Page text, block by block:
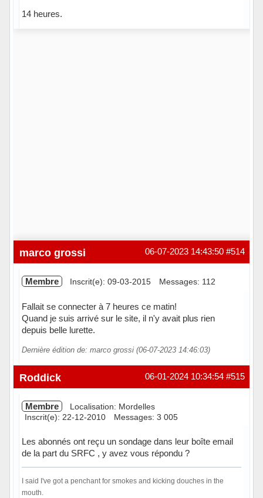
14 heures.
#514
06-07-2023 14:43:50
marco grossi
Membre Inscrit(e): 09-03-2015 Messages: 112
Fallait se connecter à 7 heures ce matin!
Quand je suis arrivé sur le site, il n'y avait plus rien
depuis belle lurette.
Dernière édition de: marco grossi (06-07-2023 14:46:03)
Hors ligne #515
06-01-2024 10:34:54
Roddick
Membre
Localisation: Mordelles
Inscrit(e): 22-12-2010
Messages: 3 005
Les abonnés ont reçu un sondage dans leur boîte email
de la part du SRFC , y avez vous répondu ?
I said I've got a penchant for smokes and kicking douches in the
mouth.